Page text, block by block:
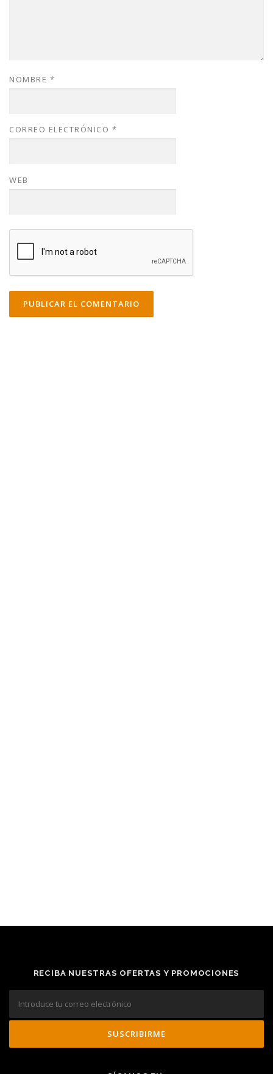
NOMBRE *
CORREO ELECTRÓNICO *
WEB
RECIBA NUESTRAS OFERTAS Y PROMOCIONES